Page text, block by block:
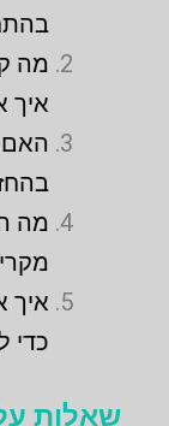
מה
איך
האם
מה
איך
כדי
שאלות